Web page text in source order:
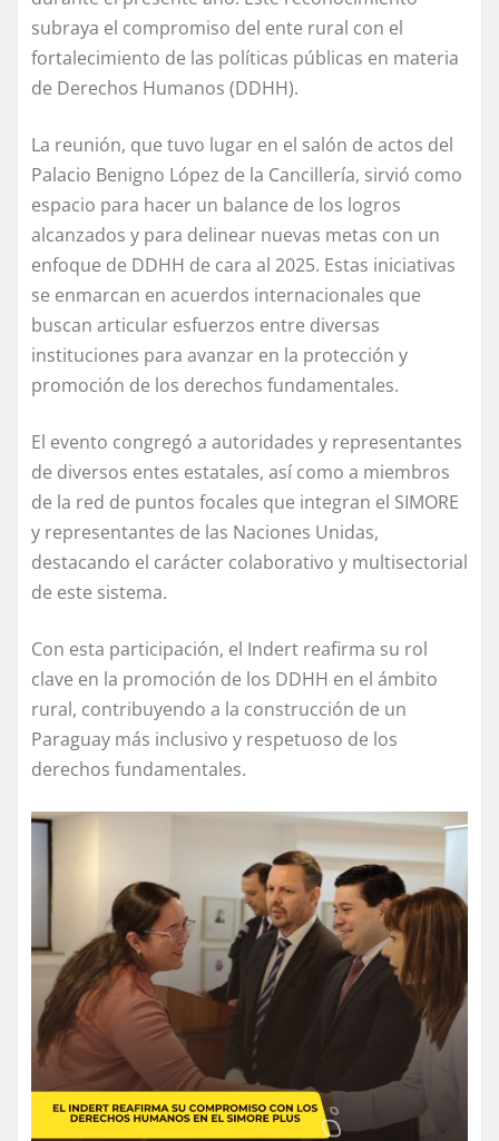
subraya el compromiso del ente rural con el
fortalecimiento de las políticas públicas en materia
de Derechos Humanos (DDHH).
La reunión, que tuvo lugar en el salón de actos del
Palacio Benigno López de la Cancillería, sirvió como
espacio para hacer un balance de los logros
alcanzados y para delinear nuevas metas con un
enfoque de DDHH de cara al 2025. Estas iniciativas
se enmarcan en acuerdos internacionales que
buscan articular esfuerzos entre diversas
instituciones para avanzar en la protección y
promoción de los derechos fundamentales.
El evento congregó a autoridades y representantes
de diversos entes estatales, así como a miembros
de la red de puntos focales que integran el SIMORE
y representantes de las Naciones Unidas,
destacando el carácter colaborativo y multisectorial
de este sistema.
Con esta participación, el Indert reafirma su rol
clave en la promoción de los DDHH en el ámbito
rural, contribuyendo a la construcción de un
Paraguay más inclusivo y respetuoso de los
derechos fundamentales.